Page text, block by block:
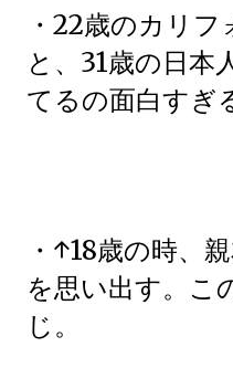
・22歳のカリ
と、31歳の日本
てるの面白すぎ
・↑18歳の時、
を思い出す。こ
じ。